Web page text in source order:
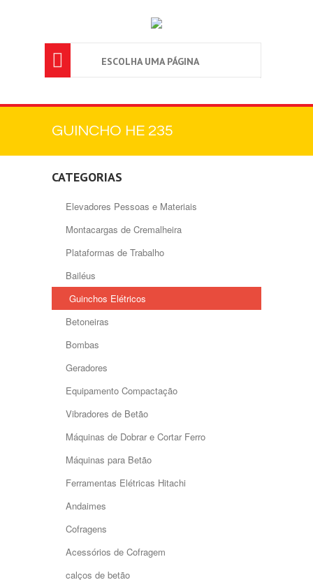
 ESCOLHA UMA PÁGINA
GUINCHO HE 235
CATEGORIAS
Elevadores Pessoas e Materiais
Montacargas de Cremalheira
Plataformas de Trabalho
Bailéus
Guinchos Elétricos
Betoneiras
Bombas
Geradores
Equipamento Compactação
Vibradores de Betão
Máquinas de Dobrar e Cortar Ferro
Máquinas para Betão
Ferramentas Elétricas Hitachi
Andaimes
Cofragens
Acessórios de Cofragem
calços de betão